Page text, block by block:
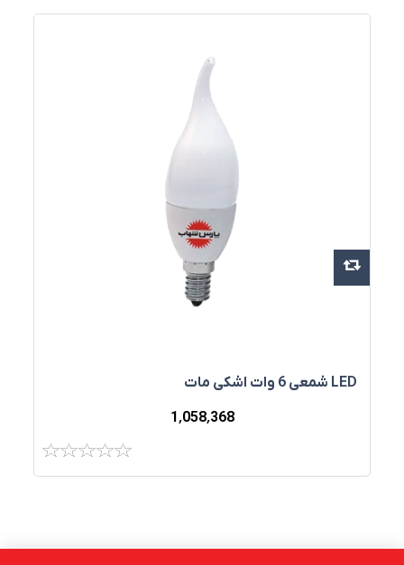
LED شمعی 6 وات اشكی مات
1٬058٬368